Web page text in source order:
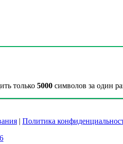
только 5000 символов за один
| Политика